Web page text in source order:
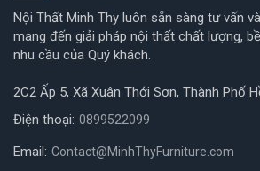
Nội Thất Minh Thy luôn sẵn sàng tư vấn
mang đến giải pháp nội thất chất lượng,
nhu cầu của Quý khách.
2C2 Ấp 5, Xã Xuân Thới Sơn, Thành Phố
Điện thoại: 0899522099
Email: Contact@MinhThyFurniture.com